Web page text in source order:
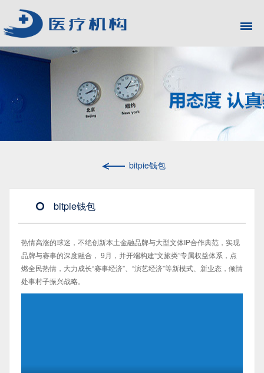
bitpie钱包
bitpie钱包
热情高涨的球迷，不绝创新本土金融品牌与大型文体IP合作典范，实现
品牌与赛事的深度融合， 9月，并开端构建“文旅类”专属权益体系，点
燃全民热情，大力成长“赛事经济”、“演艺经济”等新模式、新业态，倾情
处事村子振兴战略。